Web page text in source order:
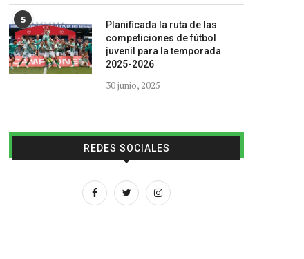
5
Planificada la ruta de las
competiciones de fútbol
juvenil para la temporada
2025-2026
30 junio, 2025
REDES SOCIALES